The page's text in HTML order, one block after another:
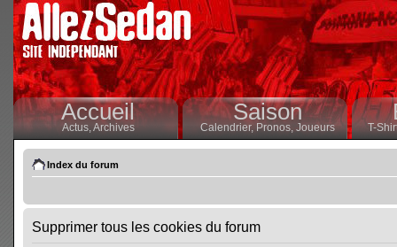
Accueil
Actus,Archives
Saison
Calendrier,Pronos, Joueurs T-
Index du forum
Supprimer tous les cookies du forum